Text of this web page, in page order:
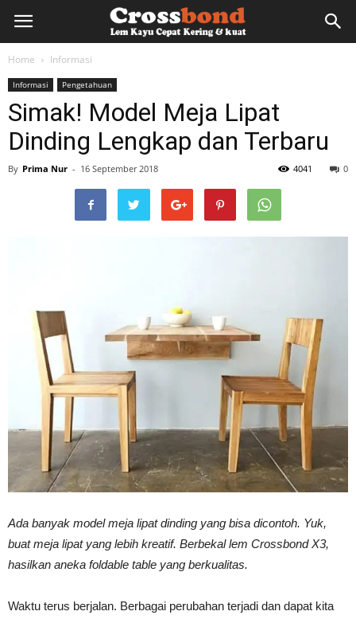
lemkayu.net
Kering,
Kuat
Home Informasi
Informasi Pengetahuan
Simak! Model Meja Lipat
Dinding Lengkap dan Terbaru
By Prima Nur - 16 September 2018 0
4041
Ada banyak model meja lipat dinding yang bisa dicontoh. Yuk,
buat meja lipat yang lebih kreatif. Berbekal lem Crossbond X3,
hasilkan aneka foldable table yang berkualitas.
Waktu terus berjalan. Berbagai perubahan terjadi dan dapat kita